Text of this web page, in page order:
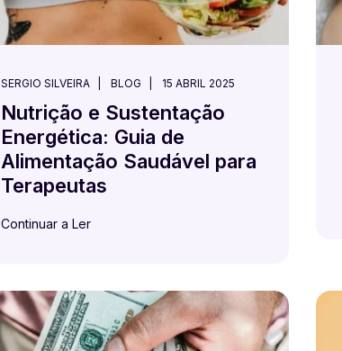
SERGIO SILVEIRA BLOG 15 ABRIL 2025
Nutrição e Sustentação
Energética: Guia de
Alimentação Saudável para
Terapeutas
Continuar a Ler